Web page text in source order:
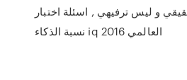
حقيقي و ليس ترفيهي , اسئلة اختبار
نسبة الذكاء iq 2016 العالمي